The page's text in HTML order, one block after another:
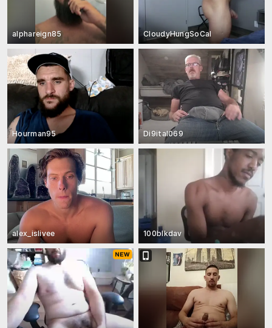
alphareign85 CloudyHungSoCal
Hourman95 Di9ital069
alex_islivee 100blkdav